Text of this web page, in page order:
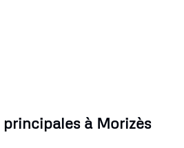
à Morizès